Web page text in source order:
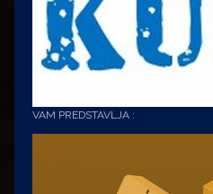
VAM PREDSTAVLJA :